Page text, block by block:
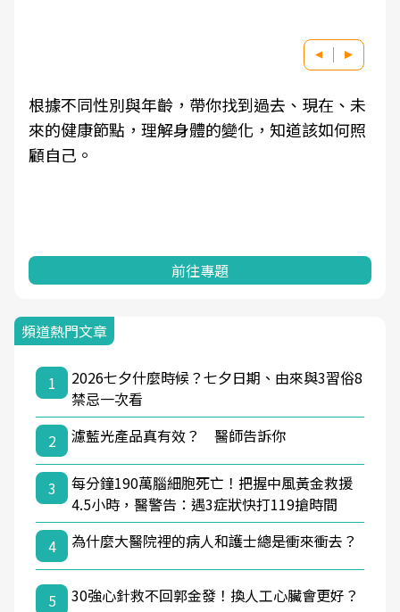
根據不同性別與年齡，帶你找到過去、現在、未
來的健康節點，理解身體的變化，知道該如何照
顧自己。
前往專題
頻道熱門文章
1
2026七夕什麼時候？七夕日期、由來與3習俗8
禁忌一次看
2
濾藍光產品真有效？ 醫師告訴你
3
每分鐘190萬腦細胞死亡！把握中風黃金救援
4.5小時，醫警告：遇3症狀快打119搶時間
4
為什麼大醫院裡的病人和護士總是衝來衝去？
5 30強心針救不回郭金發！換人工心臟會更好？